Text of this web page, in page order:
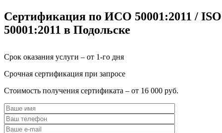
Сертификация по ИСО 50001:2011 / ISO
50001:2011 в Подольске
Срок оказания услуги – от 1-го дня
Срочная сертификация при запросе
Стоимость получения сертификата – от 16 000 руб.